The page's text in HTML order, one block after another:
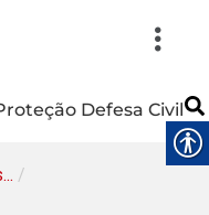
Defesa Civil
/